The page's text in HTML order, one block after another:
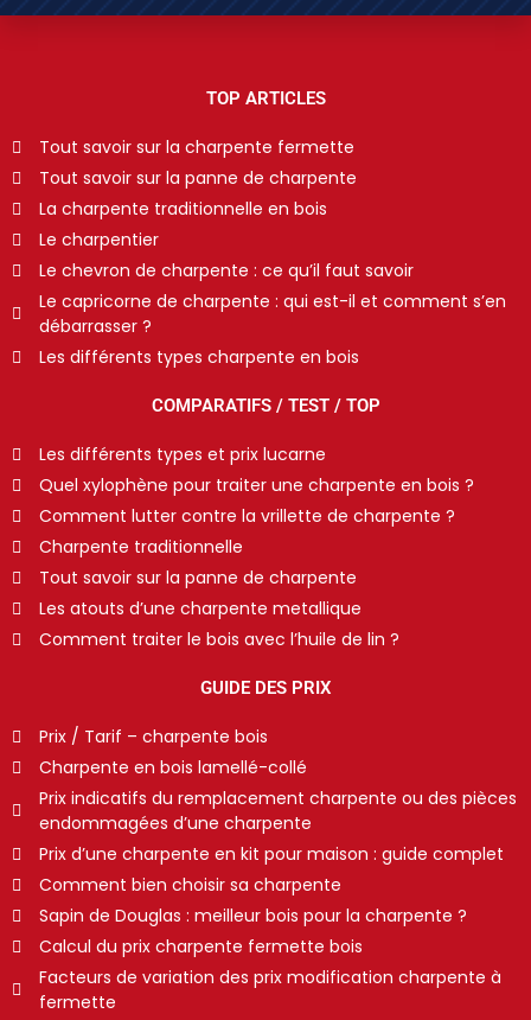
TOP ARTICLES
Tout savoir sur la charpente fermette
Tout savoir sur la panne de charpente
La charpente traditionnelle en bois
Le charpentier
Le chevron de charpente : ce qu’il faut savoir
Le capricorne de charpente : qui est-il et comment s’en
débarrasser ?
Les différents types charpente en bois
COMPARATIFS / TEST / TOP
Les différents types et prix lucarne
Quel xylophène pour traiter une charpente en bois ?
Comment lutter contre la vrillette de charpente ?
Charpente traditionnelle
Tout savoir sur la panne de charpente
Les atouts d’une charpente metallique
Comment traiter le bois avec l’huile de lin ?
GUIDE DES PRIX
Prix / Tarif – charpente bois
Charpente en bois lamellé-collé
Prix indicatifs du remplacement charpente ou des pièces
endommagées d’une charpente
Prix d’une charpente en kit pour maison : guide complet
Comment bien choisir sa charpente
Sapin de Douglas : meilleur bois pour la charpente ?
Calcul du prix charpente fermette bois
Facteurs de variation des prix modification charpente à
fermette